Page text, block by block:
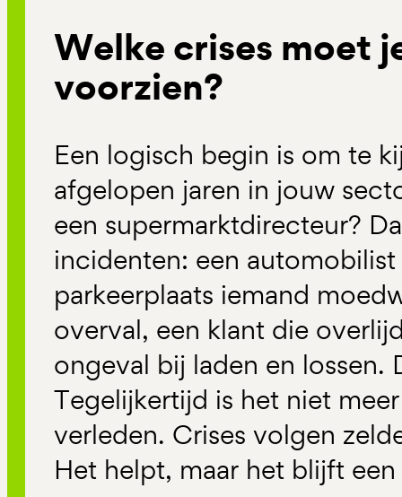
Welke crises moet
voorzien?
Een logisch begin is om te
afgelopen jaren in jouw
een supermarktdirecteur?
incidenten: een
parkeerplaats iemand
overval, een klant die
ongeval bij laden en lossen.
Tegelijkertijd is het niet
verleden. Crises volgen
Het helpt, maar het blijft